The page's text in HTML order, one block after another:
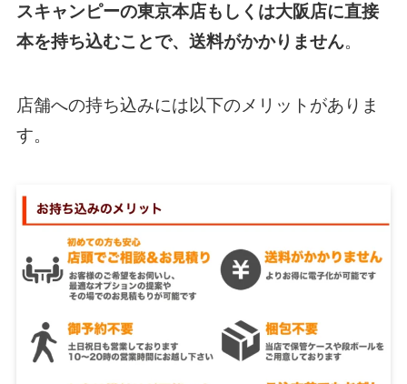
スキャンピーの東京本店もしくは大阪店に直接
本を持ち込むことで、送料がかかりません。
店舗への持ち込みには以下のメリットがありま
す。